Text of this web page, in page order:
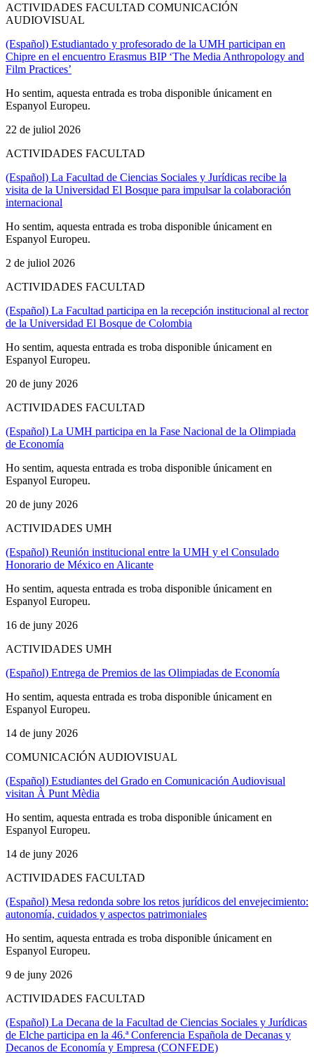
ACTIVIDADES FACULTAD COMUNICACIÓN
AUDIOVISUAL
(Español) Estudiantado y profesorado de la UMH participan en
Chipre en el encuentro Erasmus BIP ‘The Media Anthropology and
Film Practices’
Ho sentim, aquesta entrada es troba disponible únicament en
Espanyol Europeu.
22 de juliol 2026
ACTIVIDADES FACULTAD
(Español) La Facultad de Ciencias Sociales y Jurídicas recibe la
visita de la Universidad El Bosque para impulsar la colaboración
internacional
Ho sentim, aquesta entrada es troba disponible únicament en
Espanyol Europeu.
2 de juliol 2026
ACTIVIDADES FACULTAD
(Español) La Facultad participa en la recepción institucional al rector
de la Universidad El Bosque de Colombia
Ho sentim, aquesta entrada es troba disponible únicament en
Espanyol Europeu.
20 de juny 2026
ACTIVIDADES FACULTAD
(Español) La UMH participa en la Fase Nacional de la Olimpiada
de Economía
Ho sentim, aquesta entrada es troba disponible únicament en
Espanyol Europeu.
20 de juny 2026
ACTIVIDADES UMH
(Español) Reunión institucional entre la UMH y el Consulado
Honorario de México en Alicante
Ho sentim, aquesta entrada es troba disponible únicament en
Espanyol Europeu.
16 de juny 2026
ACTIVIDADES UMH
(Español) Entrega de Premios de las Olimpiadas de Economía
Ho sentim, aquesta entrada es troba disponible únicament en
Espanyol Europeu.
14 de juny 2026
COMUNICACIÓN AUDIOVISUAL
(Español) Estudiantes del Grado en Comunicación Audiovisual
visitan À Punt Mèdia
Ho sentim, aquesta entrada es troba disponible únicament en
Espanyol Europeu.
14 de juny 2026
ACTIVIDADES FACULTAD
(Español) Mesa redonda sobre los retos jurídicos del envejecimiento:
autonomía, cuidados y aspectos patrimoniales
Ho sentim, aquesta entrada es troba disponible únicament en
Espanyol Europeu.
9 de juny 2026
ACTIVIDADES FACULTAD
(Español) La Decana de la Facultad de Ciencias Sociales y Jurídicas
de Elche participa en la 46.ª Conferencia Española de Decanas y
Decanos de Economía y Empresa (CONFEDE)